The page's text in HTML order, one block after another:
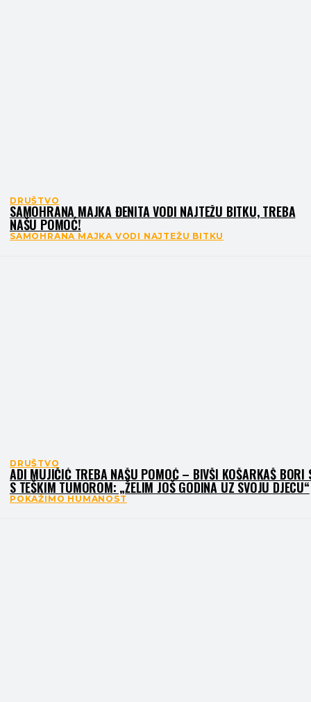
DRUŠTVO
SAMOHRANA MAJKA ĐENITA VODI NAJTEŽU BITKU, TREBA
NAŠU POMOĆ!
SAMOHRANA MAJKA VODI NAJTEŽU BITKU
DRUŠTVO
ADI MUJIČIĆ TREBA NAŠU POMOĆ – BIVŠI KOŠARKAŠ BORI
S TEŠKIM TUMOROM: „ŽELIM JOŠ GODINA UZ SVOJU DJECU“
POKAŽIMO HUMANOST